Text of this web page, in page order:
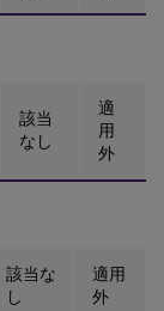
該当
なし
適
用
外
該当な
し
適用
外